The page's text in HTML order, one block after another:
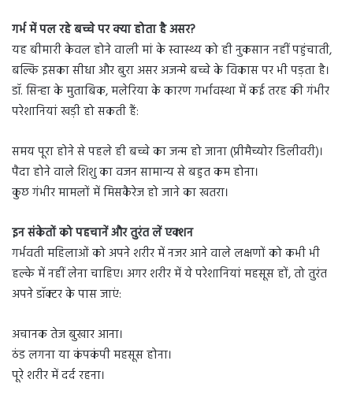
गर्भ में पल रहे बच्चे पर क्या होता है असर?
यह बीमारी केवल होने वाली मां के स्वास्थ्य को ही नुकसान नहीं पहुंचाती,
बल्कि इसका सीधा और बुरा असर अजन्मे बच्चे के विकास पर भी पड़ता है।
डॉ. सिन्हा के मुताबिक, मलेरिया के कारण गर्भावस्था में कई तरह की गंभीर
परेशानियां खड़ी हो सकती हैं:
समय पूरा होने से पहले ही बच्चे का जन्म हो जाना (प्रीमैच्योर डिलीवरी)।
पैदा होने वाले शिशु का वजन सामान्य से बहुत कम होना।
कुछ गंभीर मामलों में मिसकैरेज हो जाने का खतरा।
इन संकेतों को पहचानें और तुरंत लें एक्शन
गर्भवती महिलाओं को अपने शरीर में नजर आने वाले लक्षणों को कभी भी
हल्के में नहीं लेना चाहिए। अगर शरीर में ये परेशानियां महसूस हों, तो तुरंत
अपने डॉक्टर के पास जाएं:
अचानक तेज बुखार आना।
ठंड लगना या कंपकंपी महसूस होना।
पूरे शरीर में दर्द रहना।